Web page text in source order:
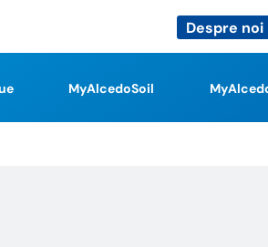
MyAlcedoSoil
Despre noi